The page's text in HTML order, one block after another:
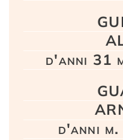
d'anni 31
d'anni